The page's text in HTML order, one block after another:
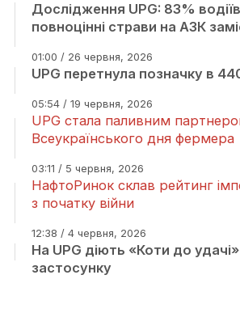
Дослідження UPG: 83%
повноцінні страви на АЗК
01:00 / 26 червня, 2026
UPG перетнула позначку в
05:54 / 19 червня, 2026
UPG стала паливним
Всеукраїнського дня фермера
03:11 / 5 червня, 2026
НафтоРинок склав рейтинг
з початку війни
12:38 / 4 червня, 2026
На UPG діють «Коти до
застосунку